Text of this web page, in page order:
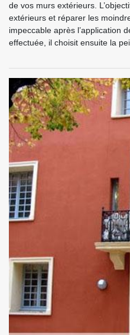
de vos murs extérieurs.
extérieurs et réparer les
impeccable après l’application
effectuée, il choisit ensuite la